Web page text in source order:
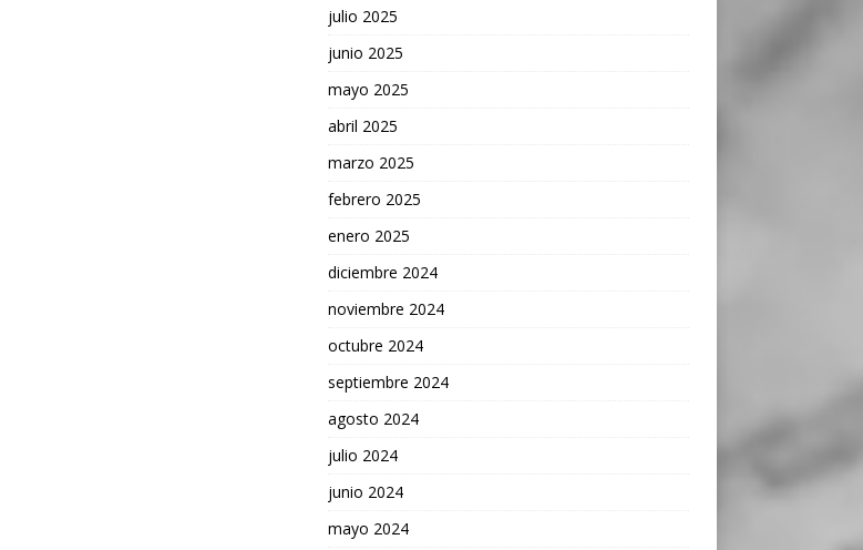
julio 2025
junio 2025
mayo 2025
abril 2025
marzo 2025
febrero 2025
enero 2025
diciembre 2024
noviembre 2024
octubre 2024
septiembre 2024
agosto 2024
julio 2024
junio 2024
mayo 2024